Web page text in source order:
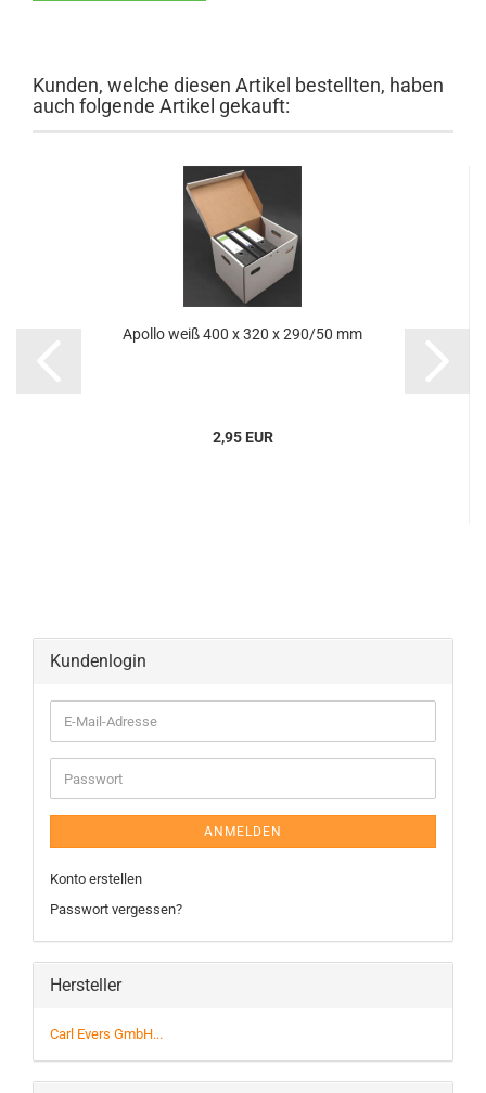
Kunden, welche diesen Artikel bestellten, haben
auch folgende Artikel gekauft:
Apol­lo weiß 400 x 320 x 290/50 mm
2,95 EUR
Kundenlogin
ANMELDEN
Konto erstellen
Passwort vergessen?
Hersteller
Carl Evers GmbH...